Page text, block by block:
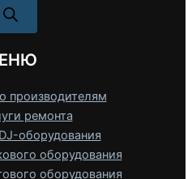
производителям
ремонта
оборудования
оборудования
оборудования